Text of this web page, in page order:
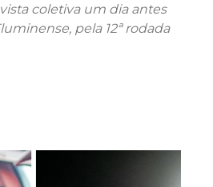
coletiva um dia antes
pela 12ª rodada